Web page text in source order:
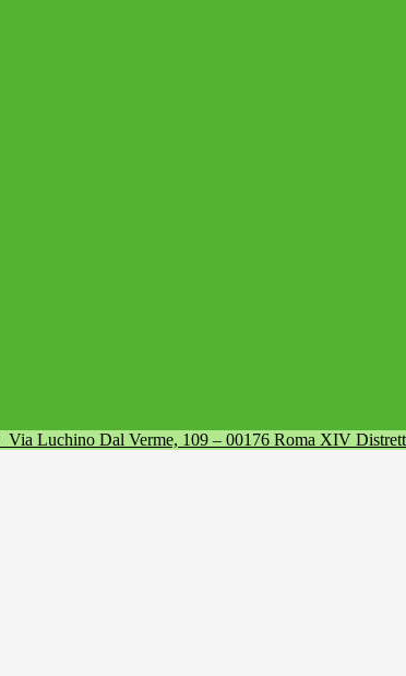
Via Luchino Dal Verme, 109 – 00176 Roma XIV